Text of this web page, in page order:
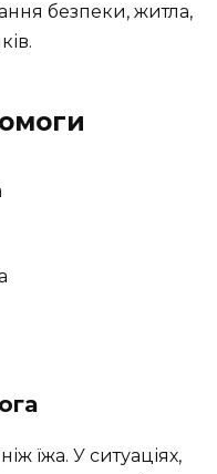
безпеки, житла,
їжа. У ситуаціях,